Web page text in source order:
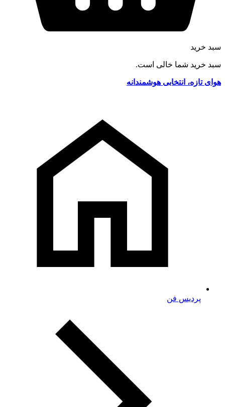
سبد خرید
سبد خرید شما خالی است.
هوای تازه، انتخابی هوشمندانه
پردیس فن